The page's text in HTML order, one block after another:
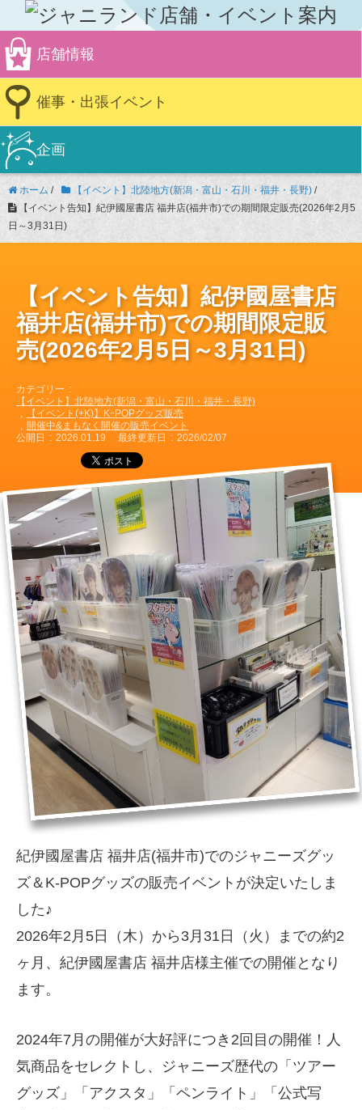
店舗情報
催事・出張イベント
企画
ホーム / 【イベント】北陸地方(新潟・富山・石川・福井・長野) /
【イベント告知】紀伊國屋書店 福井店(福井市)での期間限定販売(2026年2月5
日～3月31日)
【イベント告知】紀伊國屋書店
福井店(福井市)での期間限定販
売(2026年2月5日～3月31日)
カテゴリー
【イベント】北陸地方(新潟・富山・石川・福井・長野)
【イベント(+K)】KｰPOPグッズ販売
開催中&まもなく開催の販売イベント
公開日
2026.01.19 最終更新日 2026/02/07
紀伊國屋書店 福井店(福井市)でのジャニーズグッ
ズ＆K-POPグッズの販売イベントが決定いたしま
した♪
2026年2月5日（木）から3月31日（火）までの約2
ヶ月、紀伊國屋書店 福井店様主催での開催となり
ます。
2024年7月の開催が大好評につき2回目の開催！人
気商品をセレクトし、ジャニーズ歴代の「ツアー
グッズ」「アクスタ」「ペンライト」「公式写